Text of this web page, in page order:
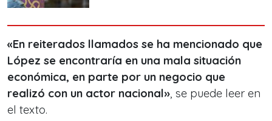
«En reiterados llamados se ha mencionado que
López se encontraría en una mala situación
económica, en parte por un negocio que
realizó con un actor nacional», se puede leer en
el texto.